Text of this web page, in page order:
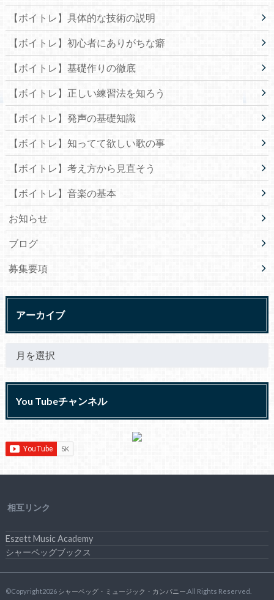
【ボイトレ】具体的な技術の説明
【ボイトレ】初心者にありがちな癖
【ボイトレ】基礎作りの徹底
【ボイトレ】正しい練習法を知ろう
【ボイトレ】発声の基礎知識
【ボイトレ】知ってて欲しい歌の事
【ボイトレ】考え方から見直そう
【ボイトレ】音楽の基本
お知らせ
ブログ
募集要項
アーカイブ
You Tubeチャンネル
相互リンク
Eszett Music Academy
シャーペッグブックス
©Copyright2026 シャーペッグ・ミュージック・カンパニー .All Rights Reserved.